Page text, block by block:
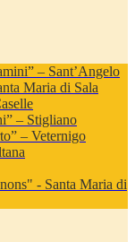
– Sant’Angelo
Maria di Sala
– Stigliano
– Veternigo
- Santa Maria di